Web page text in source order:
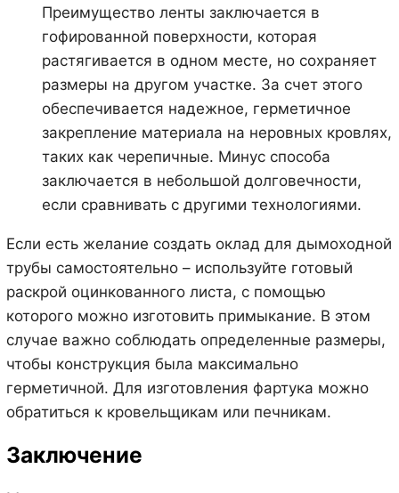
Преимущество ленты заключается в
гофированной поверхности, которая
растягивается в одном месте, но сохраняет
размеры на другом участке. За счет этого
обеспечивается надежное, герметичное
закрепление материала на неровных кровлях,
таких как черепичные. Минус способа
заключается в небольшой долговечности,
если сравнивать с другими технологиями.
Если есть желание создать оклад для дымоходной
трубы самостоятельно – используйте готовый
раскрой оцинкованного листа, с помощью
которого можно изготовить примыкание. В этом
случае важно соблюдать определенные размеры,
чтобы конструкция была максимально
герметичной. Для изготовления фартука можно
обратиться к кровельщикам или печникам.
Заключение